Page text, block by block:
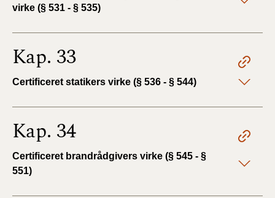
virke (§ 531 - § 535)
Kap. 33
Certificeret statikers virke (§ 536 - § 544)
Kap. 34
Certificeret brandrådgivers virke (§ 545 - §
551)